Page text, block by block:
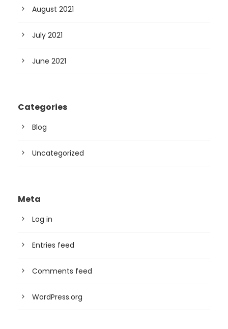
August 2021
July 2021
June 2021
Categories
Blog
Uncategorized
Meta
Log in
Entries feed
Comments feed
WordPress.org